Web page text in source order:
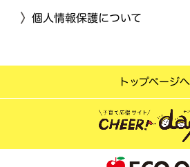
個人情報保護について
トップページへ